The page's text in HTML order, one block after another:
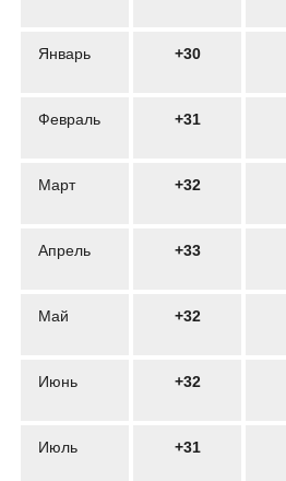
Январь +30
Февраль +31
Март +32
Апрель +33
Май +32
Июнь +32
Июль +31